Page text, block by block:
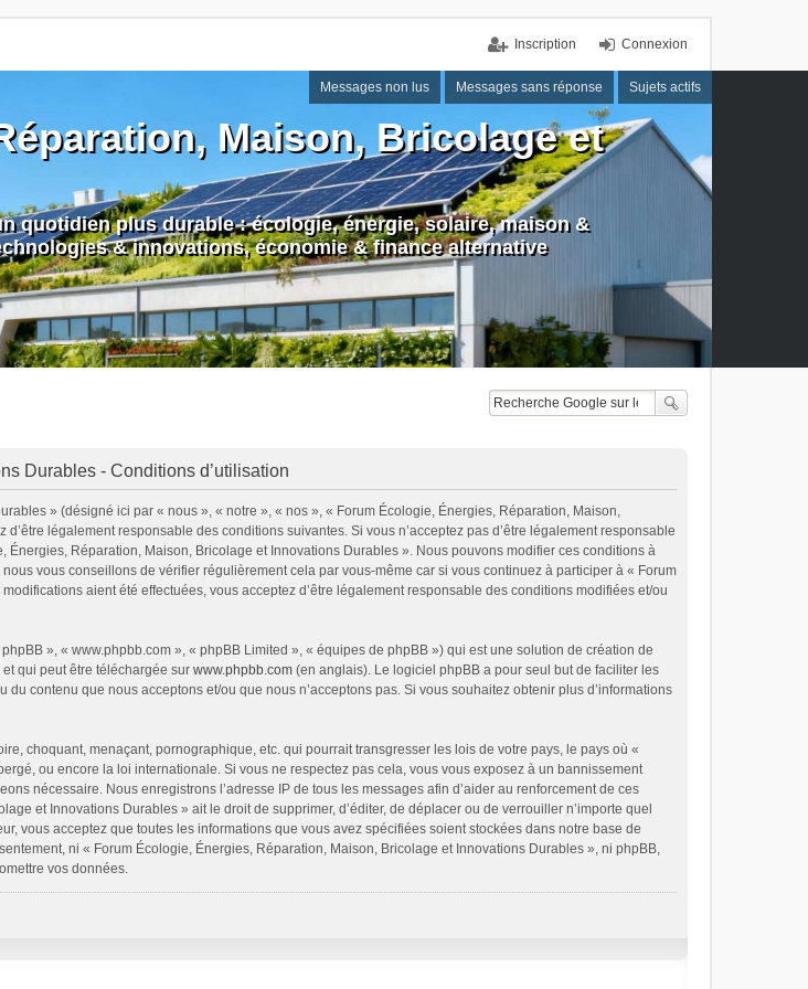
Connexion
Inscription
Messages non lus Messages sans réponse Sujets actifs
Maison, Bricolage et
quotidien plus durable : écologie, énergie, solaire, maison &
& innovations, économie & finance alternative
Durables - Conditions d’utilisation
» (désigné ici par « nous », « notre », « nos », « Forum Écologie, Énergies, Réparation, Maison,
légalement responsable des conditions suivantes. Si vous n’acceptez pas d’être légalement responsable
Réparation, Maison, Bricolage et Innovations Durables ». Nous pouvons modifier ces conditions à
vous conseillons de vérifier régulièrement cela par vous-même car si vous continuez à participer à « Forum
aient été effectuées, vous acceptez d’être légalement responsable des conditions modifiées et/ou
», « www.phpbb.com », « phpBB Limited », « équipes de phpBB ») qui est une solution de création de
qui peut être téléchargée sur www.phpbb.com (en anglais). Le logiciel phpBB a pour seul but de faciliter les
contenu que nous acceptons et/ou que nous n’acceptons pas. Si vous souhaitez obtenir plus d’informations
choquant, menaçant, pornographique, etc. qui pourrait transgresser les lois de votre pays, le pays où «
ou encore la loi internationale. Si vous ne respectez pas cela, vous vous exposez à un bannissement
nécessaire. Nous enregistrons l’adresse IP de tous les messages afin d’aider au renforcement de ces
et Innovations Durables » ait le droit de supprimer, d’éditer, de déplacer ou de verrouiller n’importe quel
vous acceptez que toutes les informations que vous avez spécifiées soient stockées dans notre base de
ni « Forum Écologie, Énergies, Réparation, Maison, Bricolage et Innovations Durables », ni phpBB,
vos données.